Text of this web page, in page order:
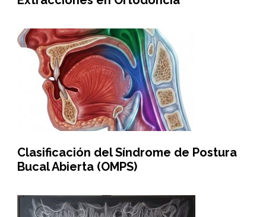
Clasificación del Síndrome de Postura
Bucal Abierta (OMPS)